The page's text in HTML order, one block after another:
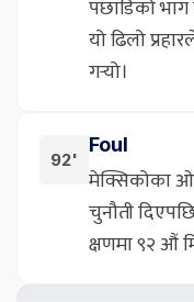
पछाडिको
यो ढिलो
गर्‍यो।
92'
Foul
मेक्सिकोका
चुनौती
क्षणमा ९२ औं